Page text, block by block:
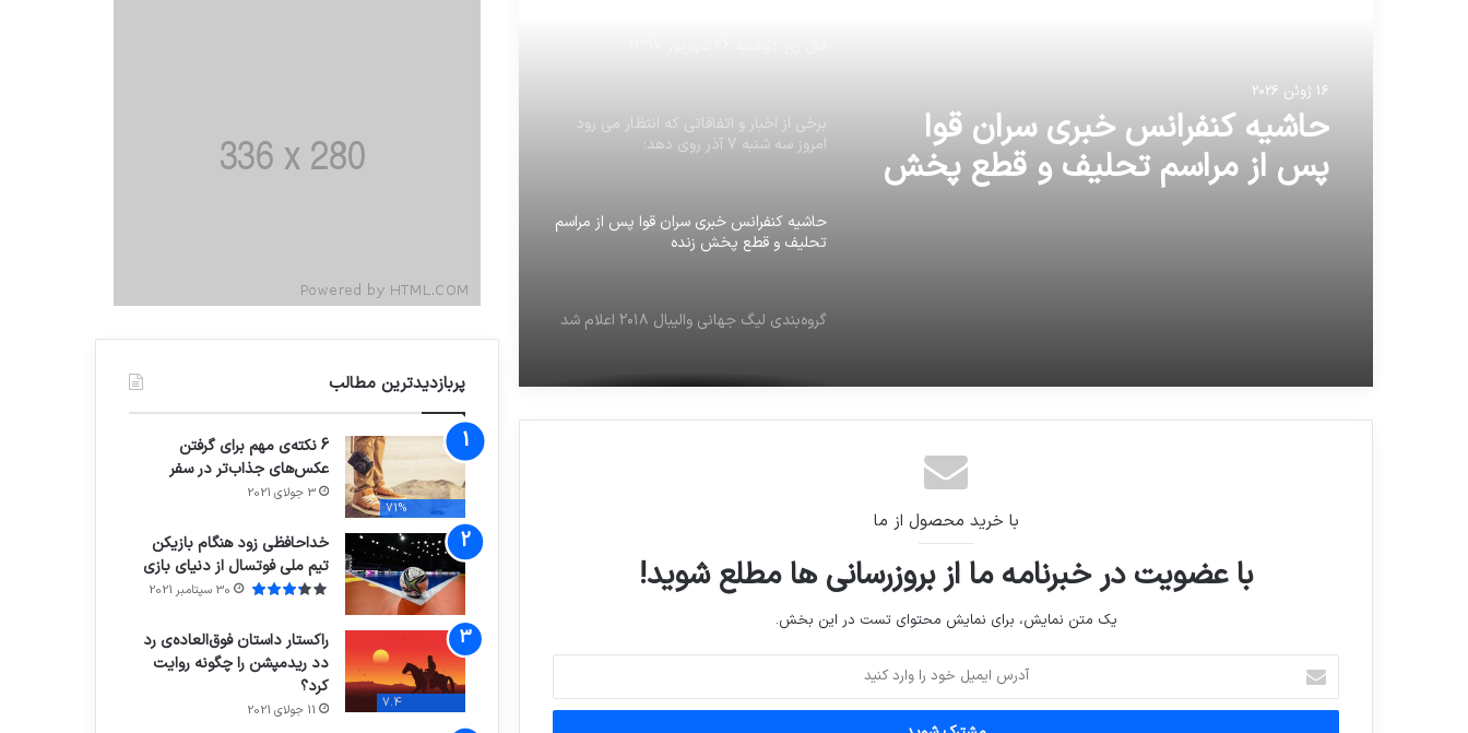
16 ژوئن 2026
16 ژوئن 2026
گروه‌بندی لیگ جهانی والیبال ۲۰۱۸
اعلام شد
حاشیه کنفرانس خبری سران قوا پس از مراسم
گروه‌بندی لیگ جهانی والیبال ۲۰۱۸ اعلام شد
در حاشیه دستگیری یک سارق مسلح در رشت
رایزنی ظریف و مسئول سیاست خارجی
برخی از اخبار و اتفاقاتی که انتظار می رود
امروز سه شنبه 7 آذر روی دهد:
حاشیه کنفرانس خبری سران قوا پس از مراسم
تحلیف و قطع پخش زنده
با خرید محصول از ما
با عضویت در خبرنامه ما از بروزرسانی ها مطلع شوید!
یک متن نمایش، برای نمایش محتوای تست در این بخش.
آدرس
ایمیل
خود
پربازدیدترین مطالب
71%
6 نکته‌ی مهم برای گرفتن
عکس‌های جذاب‌تر در سفر
3 جولای 2021
خداحافظی زود هنگام بازیکن
تیم ملی فوتسال از دنیای بازی
30 سپتامبر 2021
7.4
راکستار داستان فوق‌العاده‌ی رد
دد ریدمپشن را چگونه روایت
کرد؟
11 جولای 2021